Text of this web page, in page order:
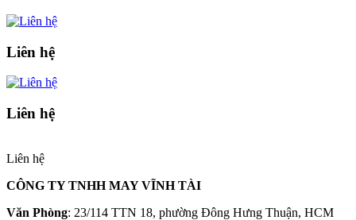
Liên hệ
Liên hệ
Liên hệ
CÔNG TY TNHH MAY VĨNH TÀI
Văn Phòng: 23/114 TTN 18, phường Đông Hưng Thuận, HCM